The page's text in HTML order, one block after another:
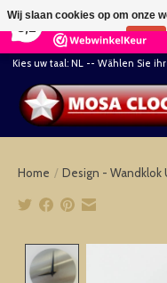
164
Kies uw taal: NL -- Wählen Sie
Home / Design - Wandklok
Wij slaan cookies op om onze
Nee